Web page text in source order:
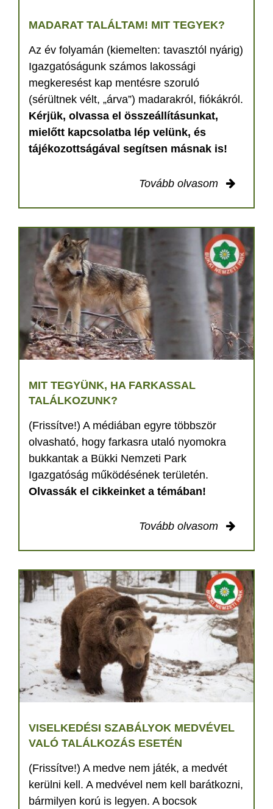
MADARAT TALÁLTAM! MIT TEGYEK?
Az év folyamán (kiemelten: tavasztól nyárig)
Igazgatóságunk számos lakossági
megkeresést kap mentésre szoruló
(sérültnek vélt, „árva”) madarakról, fiókákról.
Kérjük, olvassa el összeállításunkat,
mielőtt kapcsolatba lép velünk, és
tájékozottságával segítsen másnak is!
Tovább olvasom
MIT TEGYÜNK, HA FARKASSAL
TALÁLKOZUNK?
(Frissítve!) A médiában egyre többször
olvasható, hogy farkasra utaló nyomokra
bukkantak a Bükki Nemzeti Park
Igazgatóság működésének területén.
Olvassák el cikkeinket a témában!
Tovább olvasom
VISELKEDÉSI SZABÁLYOK MEDVÉVEL
VALÓ TALÁLKOZÁS ESETÉN
(Frissítve!) A medve nem játék, a medvét
kerülni kell. A medvével nem kell barátkozni,
bármilyen korú is legyen. A bocsok